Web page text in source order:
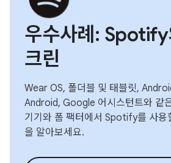
우수사례: Spotify
크린
Wear OS, 폴더블 및 태블릿,
Android, Google 어시스턴트와 같
기기와 폼 팩터에서 Spotify를 사용
을 알아보세요.